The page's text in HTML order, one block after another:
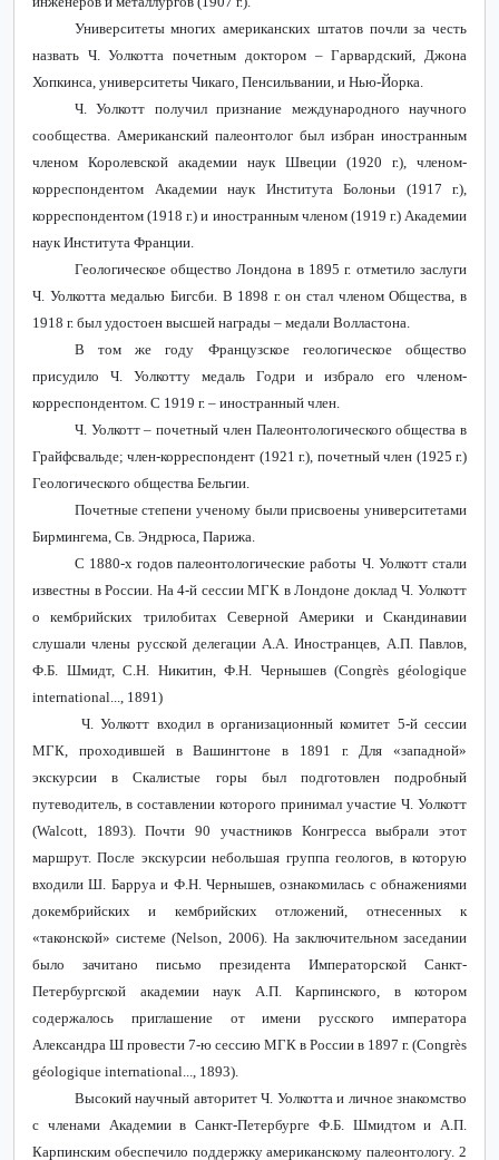
Университеты многих американских штатов почли за честь
назвать Ч. Уолкотта почетным доктором – Гарвардский, Джона
Хопкинса, университеты Чикаго, Пенсильвании, и Нью-Йорка.
Ч. Уолкотт получил признание международного научного
сообщества. Американский палеонтолог был избран иностранным
членом Королевской академии наук Швеции (1920 г.), членом-
корреспондентом Академии наук Института Болоньи (1917 г.),
корреспондентом (1918 г.) и иностранным членом (1919 г.) Академии
наук Института Франции.
Геологическое общество Лондона в 1895 г. отметило заслуги
Ч. Уолкотта медалью Бигсби. В 1898 г. он стал членом Общества, в
1918 г. был удостоен высшей награды – медали Волластона.
В том же году Французское геологическое общество
присудило Ч. Уолкотту медаль Годри и избрало его членом-
корреспондентом. С 1919 г. – иностранный член.
Ч. Уолкотт – почетный член Палеонтологического общества в
Грайфсвальде; член-корреспондент (1921 г.), почетный член (1925 г.)
Геологического общества Бельгии.
Почетные степени ученому были присвоены университетами
Бирмингема, Св. Эндрюса, Парижа.
С 1880-х годов палеонтологические работы Ч. Уолкотт стали
известны в России. На 4-й сессии МГК в Лондоне доклад Ч. Уолкотт
о кембрийских трилобитах Северной Америки и Скандинавии
слушали члены русской делегации А.А. Иностранцев, А.П. Павлов,
Ф.Б. Шмидт, С.Н. Никитин, Ф.Н. Чернышев (Congrès géologique
international ..., 1891)
Ч. Уолкотт входил в организационный комитет 5-й сессии
МГК, проходившей в Вашингтоне в 1891 г. Для «западной»
экскурсии в Скалистые горы был подготовлен подробный
путеводитель, в составлении которого принимал участие Ч. Уолкотт
(Walcott , 1893). Почти 90 участников Конгресса выбрали этот
маршрут. После экскурсии небольшая группа геологов, в которую
входили Ш. Барруа и Ф.Н. Чернышев, ознакомилась с обнажениями
докембрийских и кембрийских отложений, отнесенных к
«таконской» системе (Nelson, 2006). На заключительном заседании
было зачитано письмо президента Императорской Санкт-
Петербургской академии наук А.П. Карпинского, в котором
содержалось приглашение от имени русского императора
Александра Ш провести 7-ю сессию МГК в России в 1897 г. (Congrès
géologique international..., 1893)
Высокий научный авторитет Ч. Уолкотта и личное знакомство
с членами Академии в Санкт-Петербурге Ф.Б. Шмидтом и А.П.
Карпинским обеспечило поддержку американскому палеонтологу. 2